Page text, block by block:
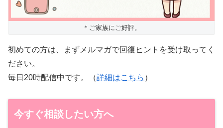
＊ご家族にご好評。
初めての方は、まずメルマガで回復ヒントを受け取ってく
ださい。
毎日20時配信中です。（詳細はこちら ）
今すぐ相談したい方へ